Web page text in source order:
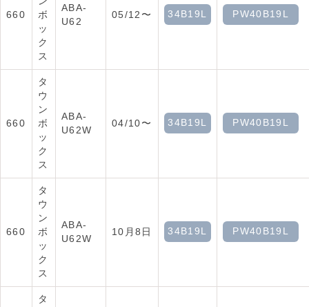
660
ボ
ッ
ク
ス
ABA-
U62
05/12〜 34B19L PW40B19L
660
タ
ウ
ン
ボ
ッ
ク
ス
ABA-
U62W
04/10〜 34B19L PW40B19L
660
タ
ウ
ン
ボ
ッ
ク
ス
ABA-
U62W
10月8日 34B19L PW40B19L
タ